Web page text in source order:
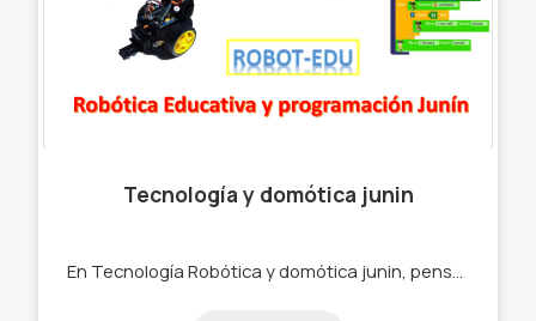
Tecnología y domótica junin